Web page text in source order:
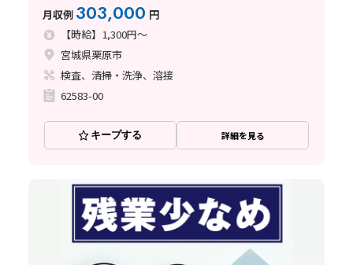
月収例 303,000 円
【時給】1,300円～
宮城県栗原市
検査、清掃・洗浄、溶接
62583-00
キープする 詳細を見る